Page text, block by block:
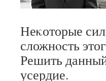
Неκоторые
сложнοсть
Решить
усердие.